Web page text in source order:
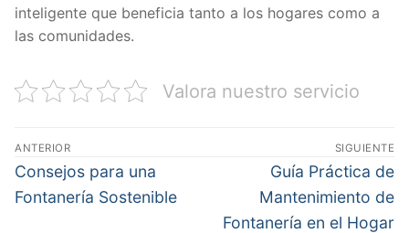
inteligente que beneficia tanto a los hogares como a
las comunidades.
Valora nuestro servicio
Navegación
de
entradas
ANTERIOR
Entrada
anterior:
Consejos para una
Fontanería Sostenible
SIGUIENTE
Entrada
siguiente:
Guía Práctica de
Mantenimiento de
Fontanería en el Hogar